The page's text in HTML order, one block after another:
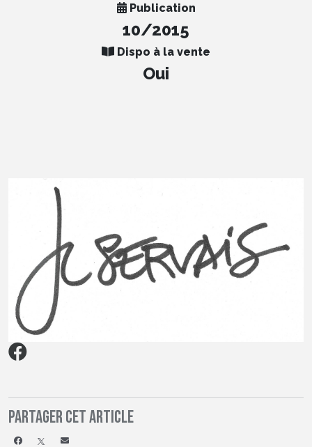
Publication
10/2015
Dispo à la vente
Oui
Partager cet article